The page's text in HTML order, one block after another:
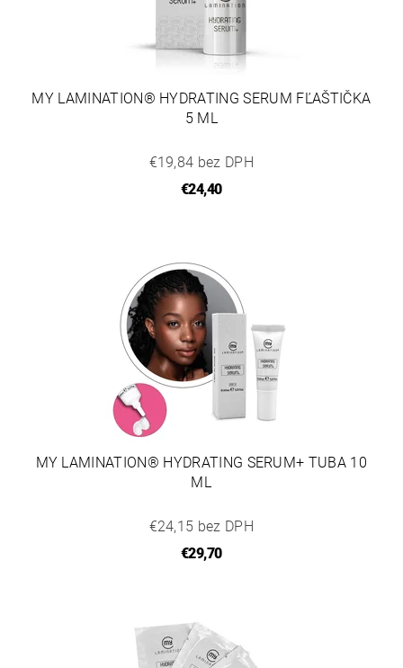
MY LAMINATION® HYDRATING SERUM FĽAŠTIČKA
5 ML
€19,84 bez DPH
€24,40
MY LAMINATION® HYDRATING SERUM+ TUBA 10
ML
€24,15 bez DPH
€29,70